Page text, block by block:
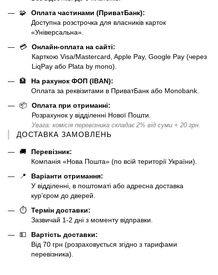
🧩
Оплата частинами (ПриватБанк):
Доступна розстрочка для власників карток
«Універсальна».
💳
Онлайн-оплата на сайті:
Карткою Visa/Mastercard, Apple Pay, Google Pay (через
LiqPay або Plata by mono).
🏦
На рахунок ФОП (IBAN):
Оплата за реквізитами в ПриватБанк або Monobank.
📦
Оплата при отриманні:
Розрахунок у відділенні Нової Пошти.
Увага: комісія перевізника складає 2% від суми + 20 грн.
ДОСТАВКА ЗАМОВЛЕНЬ
🚚
Перевізник:
Компанія «Нова Пошта» (по всій території України).
📍
Варіанти отримання:
У відділенні, в поштоматі або адресна доставка
кур'єром до дверей.
⏱️
Термін доставки:
Зазвичай 1-2 дні з моменту відправки.
💵
Вартість доставки:
Від 70 грн (розраховується згідно з тарифами
перевізника).